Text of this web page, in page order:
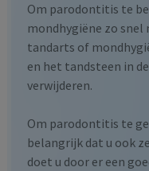
Om parodontitis te
mondhygiëne zo
tandarts of
en het tandsteen in
verwijderen.
Om parodontitis te
belangrijk dat u ook
doet u door er een